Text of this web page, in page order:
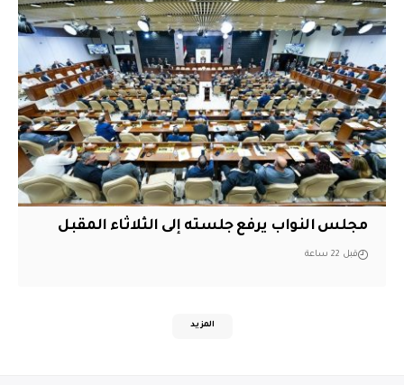
مجلس النواب يرفع جلسته إلى الثلاثاء المقبل
قبل 22 ساعة
المزيد